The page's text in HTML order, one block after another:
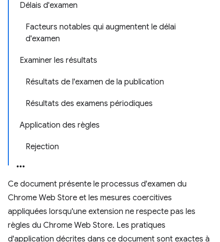
Délais d'examen
Facteurs notables qui augmentent le délai
d'examen
Examiner les résultats
Résultats de l'examen de la publication
Résultats des examens périodiques
Application des règles
Rejection
Ce document présente le processus d'examen du
Chrome Web Store et les mesures coercitives
appliquées lorsqu'une extension ne respecte pas les
règles du Chrome Web Store. Les pratiques
d'application décrites dans ce document sont exactes à